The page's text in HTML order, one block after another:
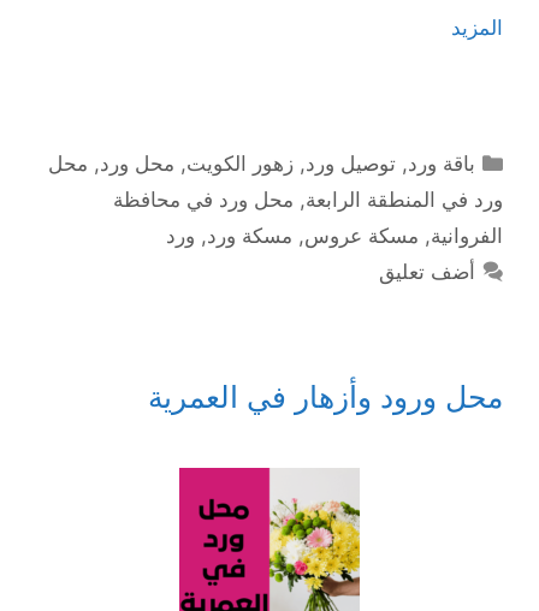
المزيد
التصنيفات
باقة ورد,توصيل ورد,زهور الكويت, محل ورد, محل
ورد في المنطقة الرابعة, محل ورد في محافظة
الفروانية, مسكة عروس, مسكة ورد, ورد
أضف تعليق
محل ورود وأزهار في العمرية